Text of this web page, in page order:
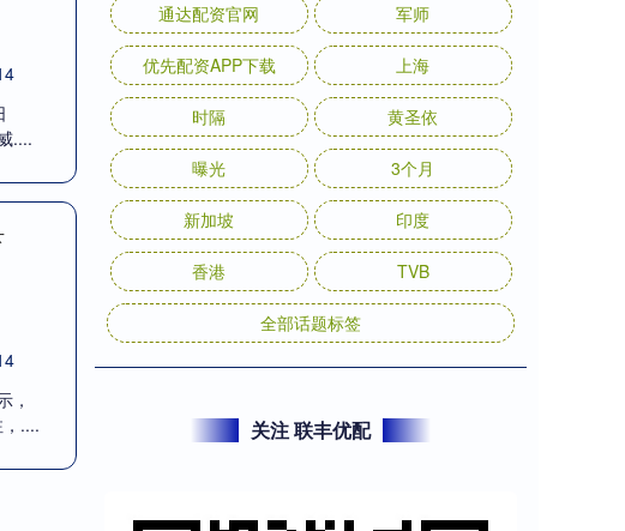
....
，
....
通达配资官网 军师
优先配资APP下载 上海
时隔 黄圣依
曝光 3个月
新加坡 印度
香港 TVB
全部话题标签
关注 联丰优配